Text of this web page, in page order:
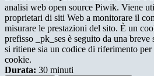
analisi web open source Piwik. Viene
proprietari di siti Web a monitorare il
misurare le prestazioni del sito. È un
prefisso _pk_ses è seguito da una
si ritiene sia un codice di riferimento
cookie.
Durata: 30 minuti